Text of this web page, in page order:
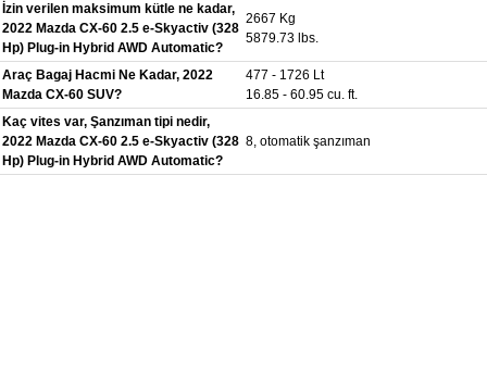
İzin verilen maksimum kütle ne kadar,
2022 Mazda CX-60 2.5 e-Skyactiv (328
Hp) Plug-in Hybrid AWD Automatic?
2667 Kg
5879.73 lbs.
Araç Bagaj Hacmi Ne Kadar, 2022
Mazda CX-60 SUV?
477 - 1726 Lt
16.85 - 60.95 cu. ft.
Kaç vites var, Şanzıman tipi nedir,
2022 Mazda CX-60 2.5 e-Skyactiv (328
Hp) Plug-in Hybrid AWD Automatic?
8, otomatik şanzıman